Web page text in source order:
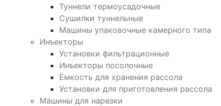
Туннели термоусадочные
Сушилки туннельные
Машины упаковочные камерного типа
Инъекторы
Установки фильтрационные
Инъекторы посолочные
Ёмкость для хранения рассола
Установки для приготовления рассола
Машины для нарезки